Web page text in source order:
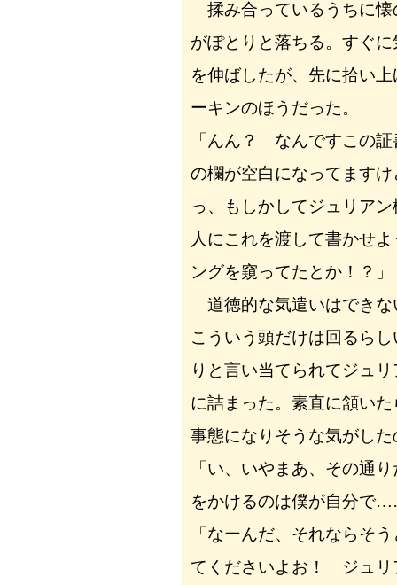
揉み合っているうちに懐
がぽとりと落ちる。すぐ
を伸ばしたが、先に拾い
ーキンのほうだった。
「んん？ なんですこの
の欄が空白になってます
っ、もしかしてジュリア
人にこれを渡して書かせ
ングを窺ってたとか！？」
道徳的な気遣いはできな
こういう頭だけは回るら
りと言い当てられてジュ
に詰まった。素直に頷い
事態になりそうな気がした
「い、いやまあ、その通
をかけるのは僕が自分で
「なーんだ、それならそ
てくださいよお！ ジュリ